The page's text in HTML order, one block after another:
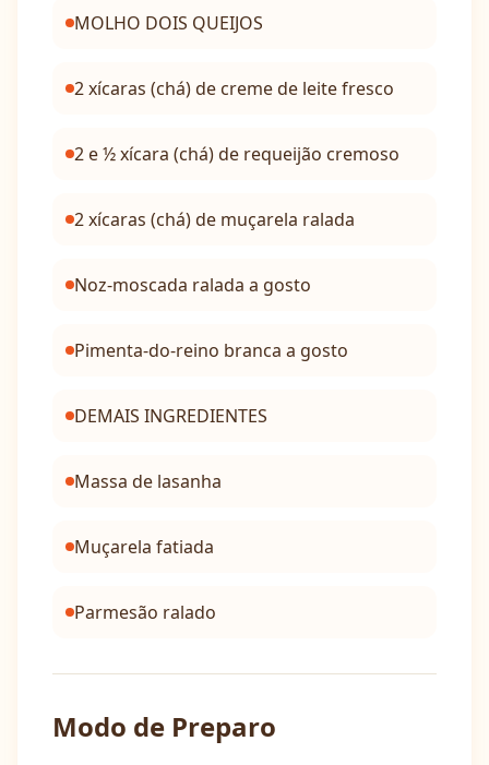
MOLHO DOIS QUEIJOS
2 xícaras (chá) de creme de leite fresco
2 e ½ xícara (chá) de requeijão cremoso
2 xícaras (chá) de muçarela ralada
Noz-moscada ralada a gosto
Pimenta-do-reino branca a gosto
DEMAIS INGREDIENTES
Massa de lasanha
Muçarela fatiada
Parmesão ralado
Modo de Preparo